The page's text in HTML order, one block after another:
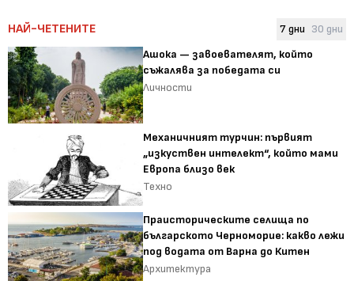
НАЙ-ЧЕТЕНИТЕ 7 дни 30 дни
Ашока — завоевателят, който
съжалява за победата си
Личности
Механичният турчин: първият
„изкуствен интелект“, който мами
Европа близо век
Техно
Праисторическите селища по
българското Черноморие: какво лежи
под водата от Варна до Китен
Архитектура